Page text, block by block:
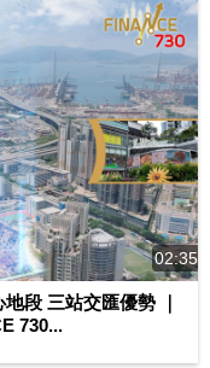
02:35
段 三站交匯優勢 ｜
730...